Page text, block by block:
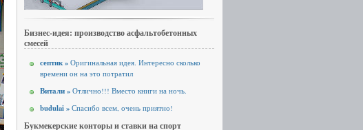
Бизнес-идея: производство асфальтобетонных
смесей
септик » Оригинальная идея. Интересно сколько
времени он на это потратил
Витали » Отлично!!! Вместо книги на ночь.
budulai » Спасибо всем, очень приятно!
Букмекерские конторы и ставки на спорт